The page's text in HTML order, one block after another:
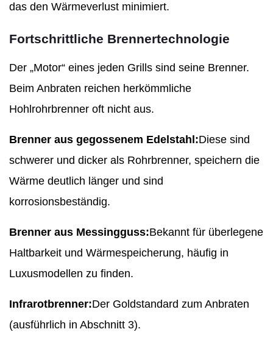
das den Wärmeverlust minimiert.
Fortschrittliche Brennertechnologie
Der „Motor“ eines jeden Grills sind seine Brenner.
Beim Anbraten reichen herkömmliche
Hohlrohrbrenner oft nicht aus.
Brenner aus gegossenem Edelstahl:Diese sind
schwerer und dicker als Rohrbrenner, speichern die
Wärme deutlich länger und sind
korrosionsbeständig.
Brenner aus Messingguss:Bekannt für überlegene
Haltbarkeit und Wärmespeicherung, häufig in
Luxusmodellen zu finden.
Infrarotbrenner:Der Goldstandard zum Anbraten
(ausführlich in Abschnitt 3).